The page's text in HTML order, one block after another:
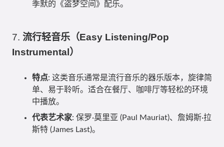
季默的《盗梦空间》配乐。
7. 流行轻音乐（Easy Listening/Pop
Instrumental）
特点: 这类音乐通常是流行音乐的器乐版本，旋律简
单、易于聆听。适合在餐厅、咖啡厅等轻松的环境
中播放。
代表艺术家: 保罗·莫里亚 (Paul Mauriat)、詹姆斯·拉
斯特 (James Last)。